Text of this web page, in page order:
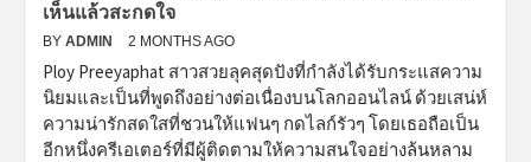
เห็นแล้วสะกดใจ
BY ADMIN 2 MONTHS AGO
Ploy Preeyaphat สาวสวยลุคสุดปังที่กำลังได้รับกระแสความ
นิยมและเป็นที่พูดถึงอย่างต่อเนื่องบนโลกออนไลน์ ด้วยเสน่ห์
ความน่ารักสดใสที่ชวนให้แฟนๆ กดไลก์รัวๆ โดยเธอถือเป็น
อีกหนึ่งครีเอเตอร์ที่มีผู้ติดตามให้ความสนใจอย่างล้นหลาม